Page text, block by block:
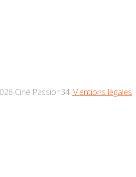
Ciné Passion34 Mentions légales